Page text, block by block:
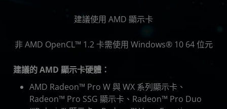
建議使用 AMD 顯示卡
非 AMD OpenCL™ 1.2 卡需使用 Windows® 10 64 位元
建議的 AMD 顯示卡硬體：
AMD Radeon™ Pro W 與 WX 系列顯示卡、
Radeon™ Pro SSG 顯示卡、Radeon™ Pro Duo